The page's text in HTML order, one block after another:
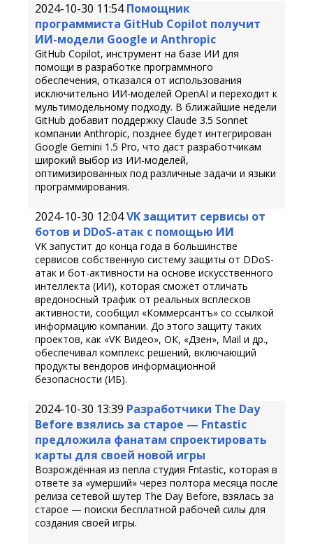
2024-10-30 11:54 Помощник
программиста GitHub Copilot получит
ИИ-модели Google и Anthropic
GitHub Copilot, инструмент на базе ИИ для
помощи в разработке программного
обеспечения, отказался от использования
исключительно ИИ-моделей OpenAI и переходит к
мультимодельному подходу. В ближайшие недели
GitHub добавит поддержку Claude 3.5 Sonnet
компании Anthropic, позднее будет интегрирован
Google Gemini 1.5 Pro, что даст разработчикам
широкий выбор из ИИ-моделей,
оптимизированных под различные задачи и языки
программирования.
2024-10-30 12:04VK защитит сервисы от
ботов и DDoS-атак с помощью ИИ
VK запустит до конца года в большинстве
сервисов собственную систему защиты от DDoS-
атак и бот-активности на основе искусственного
интеллекта (ИИ), которая сможет отличать
вредоносный трафик от реальных всплесков
активности, сообщил «Коммерсантъ» со ссылкой
информацию компании. До этого защиту таких
проектов, как «VK Видео», ОК, «Дзен», Mail и др.,
обеспечивал комплекс решений, включающий
продукты вендоров информационной
безопасности (ИБ).
2024-10-30 13:39 Разработчики The Day
Before взялись за старое — Fntastic
предложила фанатам спроектировать
карты для своей новой игры
Возрождённая из пепла студия Fntastic, которая в
ответе за «умерший» через полтора месяца после
релиза сетевой шутер The Day Before, взялась за
старое — поиски бесплатной рабочей силы для
создания своей игры.